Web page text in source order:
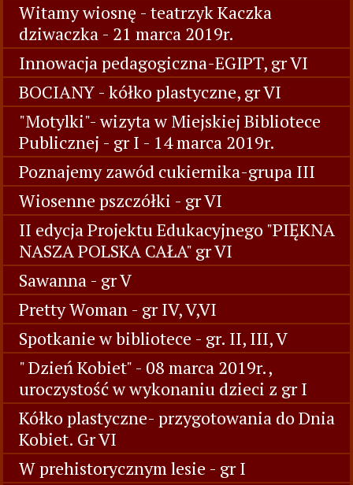
Witamy wiosnę - teatrzyk Kaczka
dziwaczka - 21 marca 2019r.
Innowacja pedagogiczna-EGIPT, gr VI
BOCIANY - kółko plastyczne, gr VI
"Motylki"- wizyta w Miejskiej Bibliotece
Publicznej - gr I - 14 marca 2019r.
Poznajemy zawód cukiernika-grupa III
Wiosenne pszczółki - gr VI
II edycja Projektu Edukacyjnego "PIĘKNA
NASZA POLSKA CAŁA" gr VI
Sawanna - gr V
Pretty Woman - gr IV, V,VI
Spotkanie w bibliotece - gr. II, III, V
" Dzień Kobiet" - 08 marca 2019r.,
uroczystość w wykonaniu dzieci z gr I
Kółko plastyczne- przygotowania do Dnia
Kobiet. Gr VI
W prehistorycznym lesie - gr I